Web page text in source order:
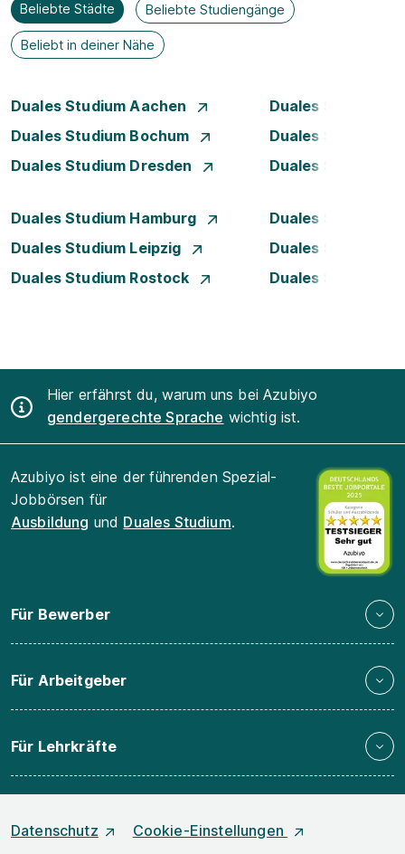
Beliebte Städte Beliebte Studiengänge
Beliebt in deiner Nähe
Duales Studium Aachen
Duales Studium
Duales Studium Bochum
Duales Studium
Duales Studium Dresden
Duales Studium
Duales Studium Hamburg
Duales Studium
Duales Studium Leipzig
Duales Studium
Duales Studium Rostock
Duales Studium
Hier erfährst du, warum uns bei Azubiyo
gendergerechte Sprache wichtig ist.
Azubiyo ist eine der führenden Spezial-
Jobbörsen für
Ausbildung und Duales Studium.
Für Bewerber
Für Arbeitgeber
Für Lehrkräfte
Datenschutz
Cookie-Einstellungen